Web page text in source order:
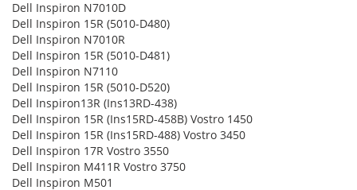
Dell Inspiron N7010D
Dell Inspiron 15R (5010-D480)
Dell Inspiron N7010R
Dell Inspiron 15R (5010-D481)
Dell Inspiron N7110
Dell Inspiron 15R (5010-D520)
Dell Inspiron13R (Ins13RD-438)
Dell Inspiron 15R (Ins15RD-458B) Vostro 1450
Dell Inspiron 15R (Ins15RD-488) Vostro 3450
Dell Inspiron 17R Vostro 3550
Dell Inspiron M411R Vostro 3750
Dell Inspiron M501